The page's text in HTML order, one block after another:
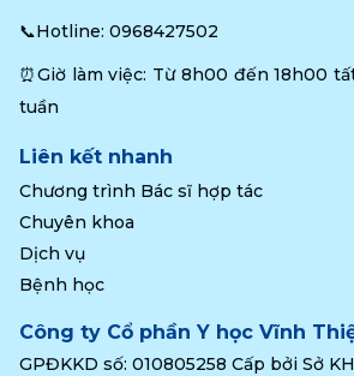
📞Hotline: 0968427502
⏰Giờ làm việc: Từ 8h00 đến 18h00
tuần
Liên kết nhanh
Chương trình Bác sĩ hợp tác
Chuyên khoa
Dịch vụ
Bệnh học
Công ty Cổ phần Y học Vĩnh
GPĐKKD số: 010805258 Cấp bởi Sở